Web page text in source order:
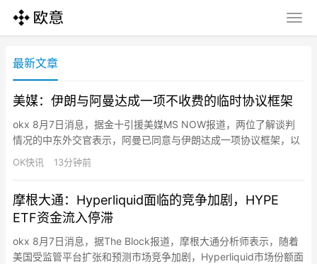
最新文章
美媒：伊朗与阿曼达成一项不收费的临时协议框架
okx 8月7日消息，据金十引援美媒MS NOW报道，两位了解谈判
情况的中东外交官表示，阿曼已同意与伊朗达成一项协议框架，以
暂时重新开放霍尔木兹海峡。一位伊朗政府官员称，该协议将通过
允许商船经由伊朗控制的航线进入波斯湾、再经由阿曼控制的航线
求安全通过水道的商船收取通行费。该提案是一项“临时协议”，将
为…
OK快讯 13分钟前
摩根大通：Hyperliquid面临的竞争加剧，HYPE
ETF资金流入停滞
okx 8月7日消息，据The Block报道，摩根大通分析师表示，随着
美国受监管平台扩张和预测市场竞争加剧，Hyperliquid市场份额面